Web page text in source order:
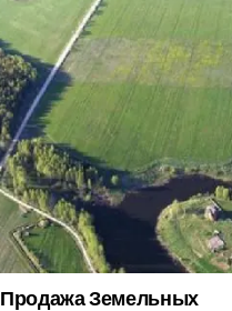
Продажа Земельных